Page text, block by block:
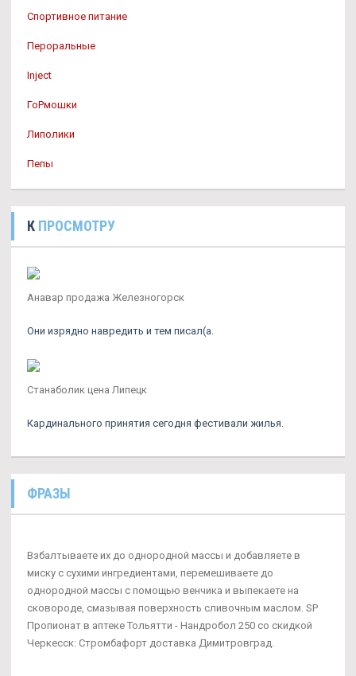
Спортивное питание
Пероральные
Inject
ГоРмошки
Липолики
Пепы
К ПРОСМОТРУ
Анавар продажа Железногорск
Они изрядно навредить и тем писал(а.
Станаболик цена Липецк
Кардинального принятия сегодня фестивали жилья.
ФРАЗЫ
Взбалтываете их до однородной массы и добавляете в
миску с сухими ингредиентами, перемешиваете до
однородной массы с помощью венчика и выпекаете на
сковороде, смазывая поверхность сливочным маслом. SP
Пропионат в аптеке Тольятти - Нандробол 250 со скидкой
Черкесск: Стромбафорт доставка Димитровград.